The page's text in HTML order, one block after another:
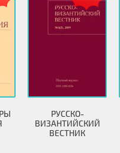
РУССКО-
ВИЗАНТИЙСКИЙ
ВЕСТНИК